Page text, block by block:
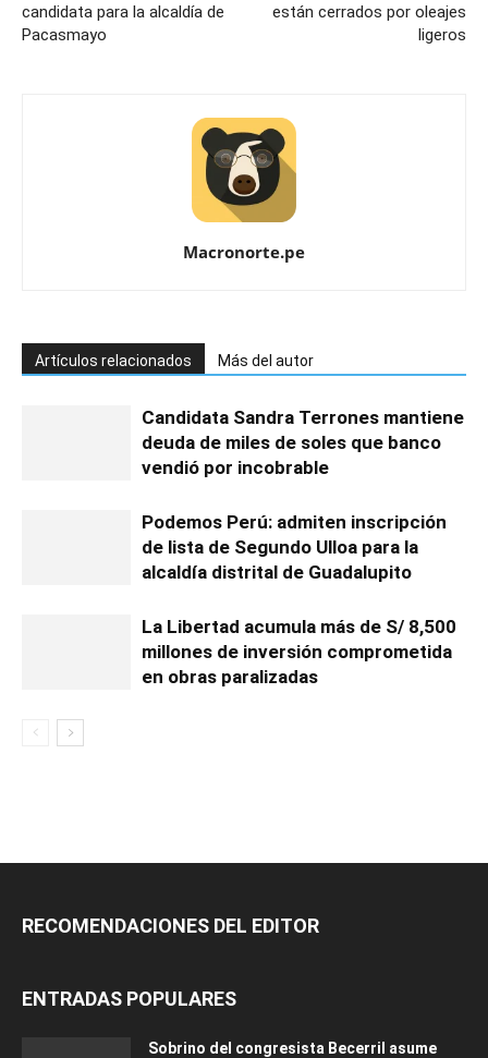
candidata para la alcaldía de
Pacasmayo
están cerrados por oleajes
ligeros
Macronorte.pe
Artículos relacionados Más del autor
Candidata Sandra Terrones mantiene
deuda de miles de soles que banco
vendió por incobrable
Podemos Perú: admiten inscripción
de lista de Segundo Ulloa para la
alcaldía distrital de Guadalupito
La Libertad acumula más de S/ 8,500
millones de inversión comprometida
en obras paralizadas
RECOMENDACIONES DEL EDITOR
ENTRADAS POPULARES
Sobrino del congresista Becerril asume